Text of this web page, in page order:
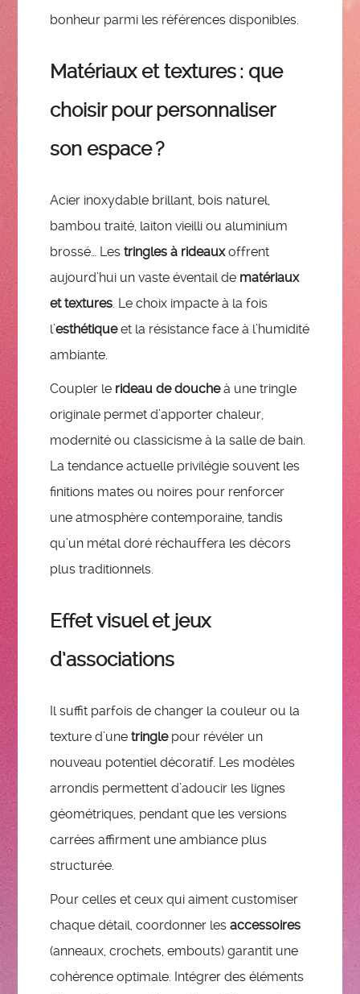
bonheur parmi les références disponibles.
Matériaux et textures : que
choisir pour personnaliser
son espace ?
Acier inoxydable brillant, bois naturel,
bambou traité, laiton vieilli ou aluminium
brossé… Lestringles à rideauxoffrent
aujourd’hui un vaste éventail de matériaux
et textures. Le choix impacte à la fois
l’esthétiqueet la résistance face à l’humidité
ambiante.
Coupler le rideau de doucheà une tringle
originale permet d’apporter chaleur,
modernité ou classicisme à la salle de bain.
La tendance actuelle privilégie souvent les
finitions mates ou noires pour renforcer
une atmosphère contemporaine, tandis
qu’un métal doré réchauffera les décors
plus traditionnels.
Effet visuel et jeux
d’associations
Il suffit parfois de changer la couleur ou la
texture d’unetringlepour révéler un
nouveau potentiel décoratif. Les modèles
arrondis permettent d’adoucir les lignes
géométriques, pendant que les versions
carrées affirment une ambiance plus
structurée.
Pour celles et ceux qui aiment customiser
chaque détail, coordonner lesaccessoires
(anneaux, crochets, embouts) garantit une
cohérence optimale. Intégrer des éléments